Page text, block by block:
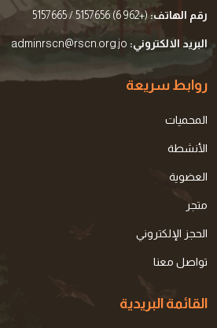
رقم الهاتف: (+962 6) 5157656 / 5157665
البريد الالكتروني: adminrscn@rscn.org.jo
روابط سريعة
المحميات
الأنشطة
العضوية
متجر
الحجز الإلكتروني
تواصل معنا
القائمة البريدية